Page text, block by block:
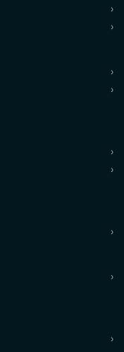
›
›
›
›
›
›
›
›
›